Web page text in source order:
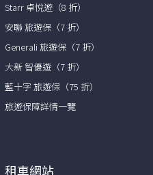
Starr 卓悅遊（8 折）
安聯 旅遊保（7 折）
Generali 旅遊保（7 折）
大新 智優遊（7 折）
藍十字 旅遊保（75 折）
旅遊保障詳情一覽
租車網站